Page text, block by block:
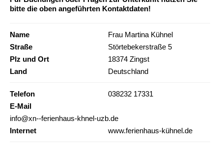
bitte die oben angeführten Kontaktdaten!
Name
Frau Martina Kühnel
Straße
Störtebekerstraße 5
Plz und Ort
18374 Zingst
Land
Deutschland
Telefon
038232 17331
E-Mail
info@xn--ferienhaus-khnel-uzb.de
Internet
www.ferienhaus-kühnel.de